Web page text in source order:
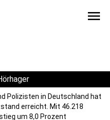
menu
Polizisten in Deutschland hat
erreicht. Mit 46.218
um 8,0 Prozent